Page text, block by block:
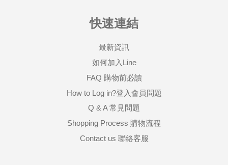
快速連結
最新資訊
如何加入Line
FAQ 購物前必讀
How to Log in?登入會員問題
Q & A 常見問題
Shopping Process 購物流程
Contact us 聯絡客服